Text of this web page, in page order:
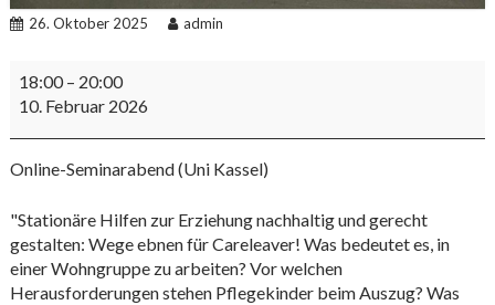
26. Oktober 2025 admin
Arbeitskreis
goes
18:00 – 20:00
10. Februar 2026
Online-Seminarabend (Uni Kassel)
"Stationäre Hilfen zur Erziehung nachhaltig und gerecht
gestalten: Wege ebnen für Careleaver! Was bedeutet es, in
einer Wohngruppe zu arbeiten? Vor welchen
Herausforderungen stehen Pflegekinder beim Auszug? Was